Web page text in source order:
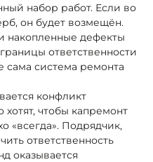
набор работ. Если во
он будет возмещён.
накопленные дефекты
ответственности
сама система ремонта
конфликт
чтобы капремонт
«всегда». Подрядчик,
ответственность
оказывается